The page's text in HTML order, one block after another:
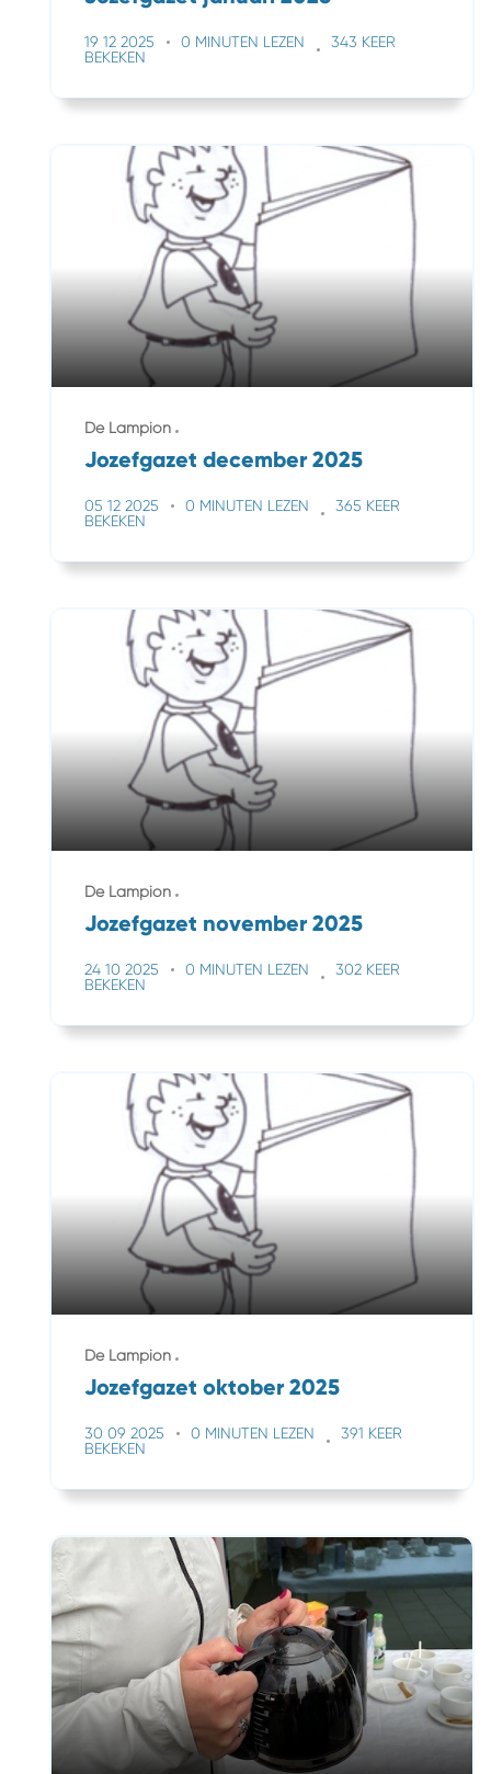
19 12 2025 0 MINUTEN LEZEN
343 KEER
BEKEKEN
De Lampion
Jozefgazet december 2025
05 12 2025 0 MINUTEN LEZEN
365 KEER
BEKEKEN
De Lampion
Jozefgazet november 2025
24 10 2025 0 MINUTEN LEZEN
302 KEER
BEKEKEN
De Lampion
Jozefgazet oktober 2025
30 09 2025 0 MINUTEN LEZEN
391 KEER
BEKEKEN